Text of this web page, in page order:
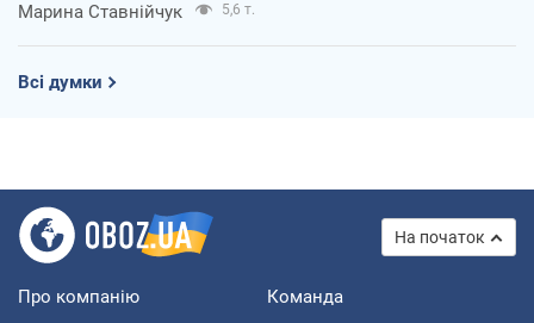
Марина Ставнійчук 5,6 т.
Всі думки
На початок
Про компанію Команда